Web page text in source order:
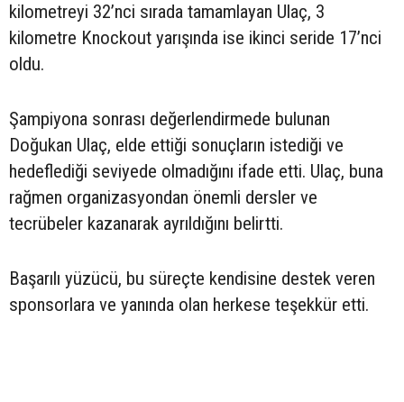
kilometreyi 32’nci sırada tamamlayan Ulaç, 3
kilometre Knockout yarışında ise ikinci seride 17’nci
oldu.
Şampiyona sonrası değerlendirmede bulunan
Doğukan Ulaç, elde ettiği sonuçların istediği ve
hedeflediği seviyede olmadığını ifade etti. Ulaç, buna
rağmen organizasyondan önemli dersler ve
tecrübeler kazanarak ayrıldığını belirtti.
Başarılı yüzücü, bu süreçte kendisine destek veren
sponsorlara ve yanında olan herkese teşekkür etti.